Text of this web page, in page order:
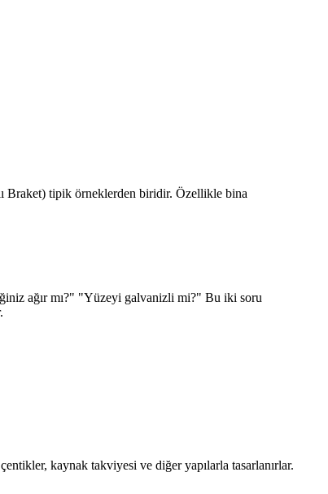
Braket) tipik örneklerden biridir. Özellikle bina
ağır mı?" "Yüzeyi galvanizli mi?" Bu iki soru
kaynak takviyesi ve diğer yapılarla tasarlanırlar.